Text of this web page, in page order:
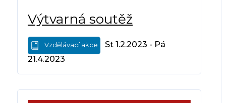
Výtvarná soutěž
Vzdělávací akce
St 1.2.2023 - Pá
21.4.2023